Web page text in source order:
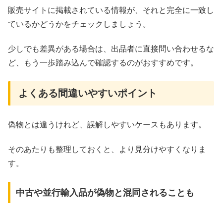
販売サイトに掲載されている情報が、それと完全に一致し
ているかどうかをチェックしましょう。
少しでも差異がある場合は、出品者に直接問い合わせるな
ど、もう一歩踏み込んで確認するのがおすすめです。
よくある間違いやすいポイント
偽物とは違うけれど、誤解しやすいケースもあります。
そのあたりも整理しておくと、より見分けやすくなりま
す。
中古や並行輸入品が偽物と混同されることも